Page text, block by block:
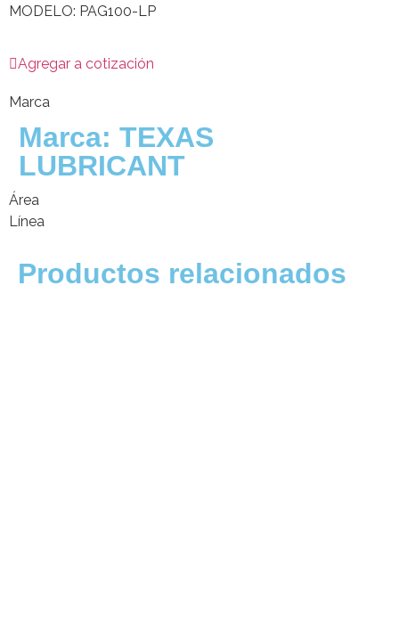
MODELO: PAG100-LP
Agregar a cotización
Marca
Marca: TEXAS
LUBRICANT
Área
Línea
Productos relacionados